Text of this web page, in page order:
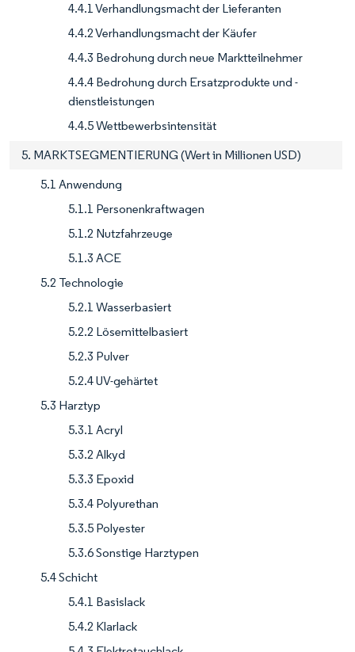
4.4.1 Verhandlungsmacht der Lieferanten
4.4.2 Verhandlungsmacht der Käufer
4.4.3 Bedrohung durch neue Marktteilnehmer
4.4.4 Bedrohung durch Ersatzprodukte und -
dienstleistungen
4.4.5 Wettbewerbsintensität
5. MARKTSEGMENTIERUNG (Wert in Millionen USD)
5.1 Anwendung
5.1.1 Personenkraftwagen
5.1.2 Nutzfahrzeuge
5.1.3 ACE
5.2 Technologie
5.2.1 Wasserbasiert
5.2.2 Lösemittelbasiert
5.2.3 Pulver
5.2.4 UV-gehärtet
5.3 Harztyp
5.3.1 Acryl
5.3.2 Alkyd
5.3.3 Epoxid
5.3.4 Polyurethan
5.3.5 Polyester
5.3.6 Sonstige Harztypen
5.4 Schicht
5.4.1 Basislack
5.4.2 Klarlack